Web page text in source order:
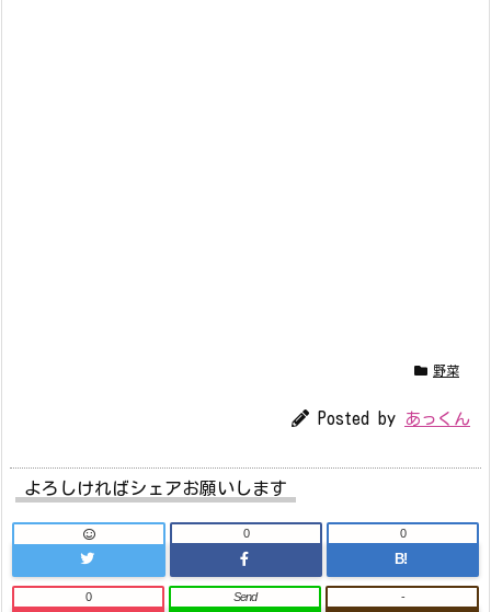
野菜
Posted by あっくん
よろしければシェアお願いします
0
B!
0
0 Send -